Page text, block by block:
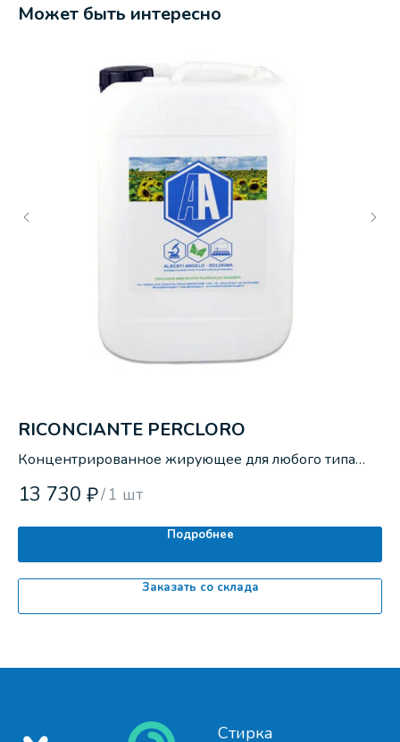
Может быть интересно
RICONCIANTE PERCLORO
Концентрированное жирующее для любого типа
13 730 ₽/ 1 шт
Подробнее
Заказать со склада
Стирка